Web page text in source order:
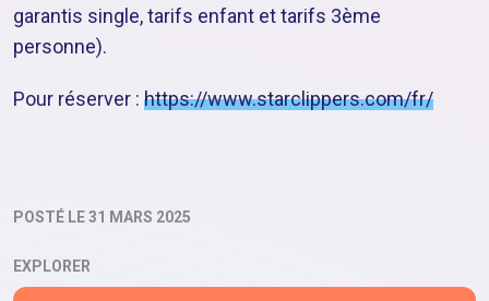
garantis single, tarifs enfant et tarifs 3ème
personne).
Pour réserver : https://www.starclippers.com/fr/
POSTÉ LE 31 MARS 2025
EXPLORER